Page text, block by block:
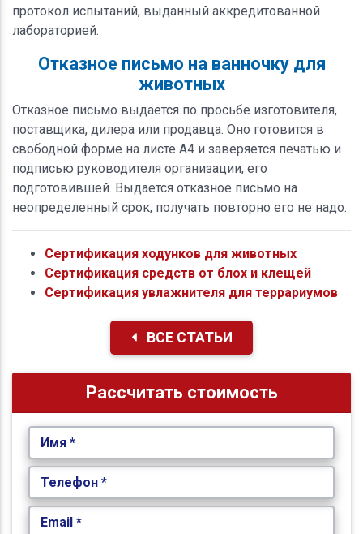
протокол испытаний, выданный аккредитованной
лабораторией.
Отказное письмо на ванночку для
животных
Отказное письмо выдается по просьбе изготовителя,
поставщика, дилера или продавца. Оно готовится в
свободной форме на листе А4 и заверяется печатью и
подписью руководителя организации, его
подготовившей. Выдается отказное письмо на
неопределенный срок, получать повторно его не надо.
Сертификация ходунков для животных
Сертификация средств от блох и клещей
Сертификация увлажнителя для террариумов
ВСЕ СТАТЬИ
Рассчитать стоимость
Имя *
Телефон *
Email *